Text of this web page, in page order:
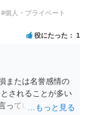
#個人・プライベート
役にたった 1
または名誉感情の
されることが多い
っている点も加味